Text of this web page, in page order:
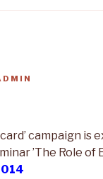
card’ campaign
’The Role of